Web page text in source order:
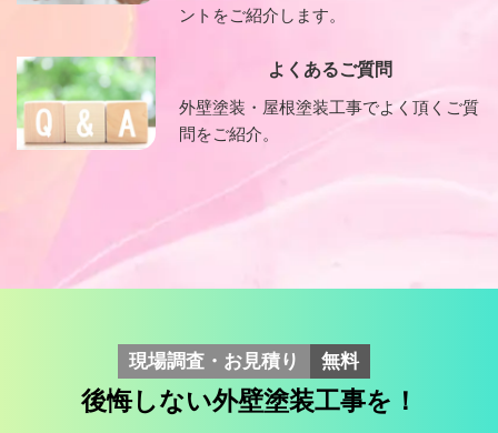
ントをご紹介します。
よくあるご質問
外壁塗装・屋根塗装工事でよく頂くご質
問をご紹介。
現場調査・お見積り 無料
後悔しない外壁塗装工事を！